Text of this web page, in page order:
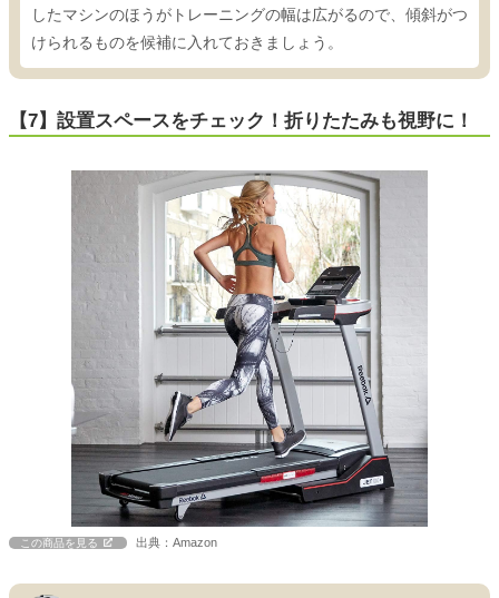
したマシンのほうがトレーニングの幅は広がるので、傾斜がつ
けられるものを候補に入れておきましょう。
【7】設置スペースをチェック！折りたたみも視野に！
この商品を見る 出典：Amazon